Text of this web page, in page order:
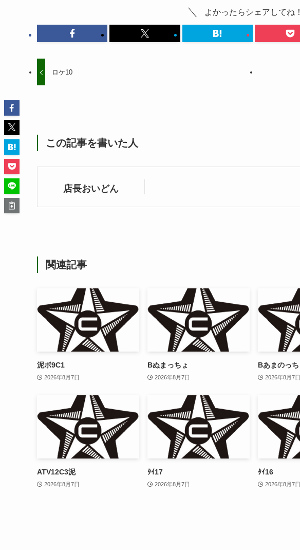
よかったらシェアしてね！
ロケ10
この記事を書いた人
店長おいどん
関連記事
泥ボ9C1
2026年8月7日
Bぬまっちょ
2026年8月7日
Bあまのっち
2026年8月7日
ATV12C3泥
2026年8月7日
ﾀｲ17
2026年8月7日
ﾀｲ16
2026年8月7日